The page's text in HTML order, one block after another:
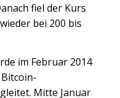
fiel der Kurs
bei 200 bis
im Februar 2014
Mitte Januar